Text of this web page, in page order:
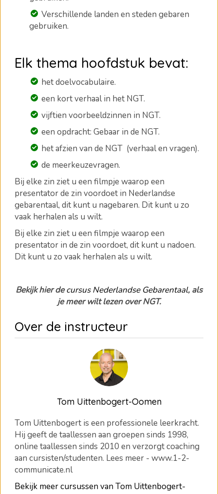
Verschillende landen en steden gebaren
gebruiken.
Elk thema hoofdstuk bevat:
het doelvocabulaire.
een kort verhaal in het NGT.
vijftien voorbeeldzinnen in NGT.
een opdracht: Gebaar in de NGT.
het afzien van de NGT (verhaal en vragen).
de meerkeuzevragen.
Bij elke zin ziet u een filmpje waarop een
presentator de zin voordoet in Nederlandse
gebarentaal, dit kunt u nagebaren. Dit kunt u zo
vaak herhalen als u wilt.
Bij elke zin ziet u een filmpje waarop een
presentator in de zin voordoet, dit kunt u nadoen.
Dit kunt u zo vaak herhalen als u wilt.
Bekijk hier decursus Nederlandse Gebarentaal, als
je meer wilt lezen over NGT.
Over de instructeur
Tom Uittenbogert-Oomen
Tom Uittenbogert is een professionele leerkracht.
Hij geeft de taallessen aan groepen sinds 1998,
online taallessen sinds 2010 en verzorgt coaching
aan cursisten/studenten. Lees meer - www.1-2-
communicate.nl
Bekijk meer cursussen van Tom Uittenbogert-